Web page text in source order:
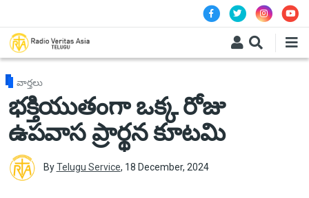
వార్తలు
భక్తియుతంగా ఒక్క రోజు
ఉపవాస ప్రార్థన కూటమి
ByTelugu Service, 18 December, 2024